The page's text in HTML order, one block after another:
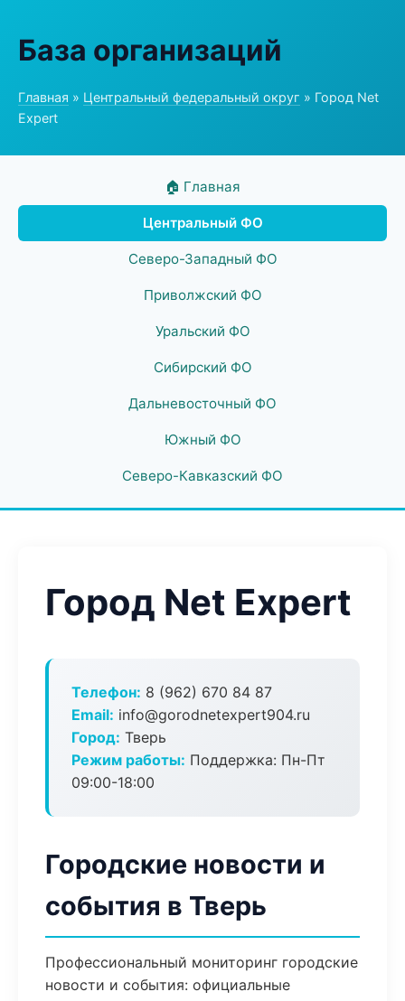
База организаций
Главная » Центральный федеральный округ » Город Net
Expert
🏠 Главная
Центральный ФО
Северо-Западный ФО
Приволжский ФО
Уральский ФО
Сибирский ФО
Дальневосточный ФО
Южный ФО
Северо-Кавказский ФО
Город Net Expert
Телефон: 8 (962) 670 84 87
Email: info@gorodnetexpert904.ru
Город: Тверь
Режим работы: Поддержка: Пн-Пт
09:00-18:00
Городские новости и
события в Тверь
Профессиональный мониторинг городские
новости и события: официальные